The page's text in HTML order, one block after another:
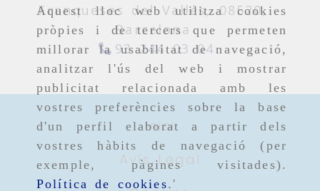
Aquest lloc web utilitza cookies
pròpies i de tercers que permeten
millorar la usabilitat de navegació,
analitzar l'ús del web i mostrar
publicitat relacionada amb les
vostres preferències sobre la base
d'un perfil elaborat a partir dels
vostres hàbits de navegació (per
exemple, pàgines visitades).
Política de cookies.'
Franqueses del Vallés,08520,
Barcelona
93 244 03 04
Inici
Avís Legal